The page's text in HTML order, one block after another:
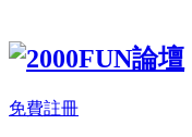
免費註冊